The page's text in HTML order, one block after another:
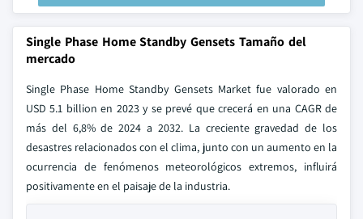
Single Phase Home Standby Gensets Tamaño del
mercado
Single Phase Home Standby Gensets Market fue valorado en
USD 5.1 billion en 2023 y se prevé que crecerá en una CAGR de
más del 6,8% de 2024 a 2032. La creciente gravedad de los
desastres relacionados con el clima, junto con un aumento en la
ocurrencia de fenómenos meteorológicos extremos, influirá
positivamente en el paisaje de la industria.